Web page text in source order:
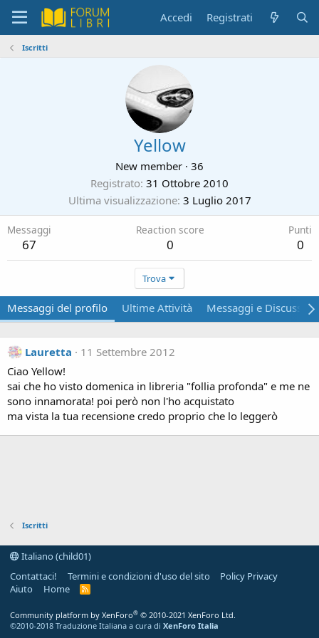
Accedi Registrati
Iscritti
Yellow
New member · 36
Registrato 31 Ottobre 2010
Ultima visualizzazione 3 Luglio 2017
Messaggi
67
Reaction score
0
Punti
0
Trova
Messaggi del profilo Ultime Attività Messaggi e
Lauretta
11 Settembre 2012
Ciao Yellow!
sai che ho visto domenica in libreria "follia profonda" e me ne
sono innamorata! poi però non l'ho acquistato
ma vista la tua recensione credo proprio che lo leggerò
Iscritti
Italiano (child01)
Contattaci!
Termini e condizioni d'uso del sito
Policy Privacy
Aiuto
Home
R
Community platform by XenForo® © 2010-2021 XenForo Ltd.
©2010-2018 Traduzione Italiana a cura di XenForo Italia